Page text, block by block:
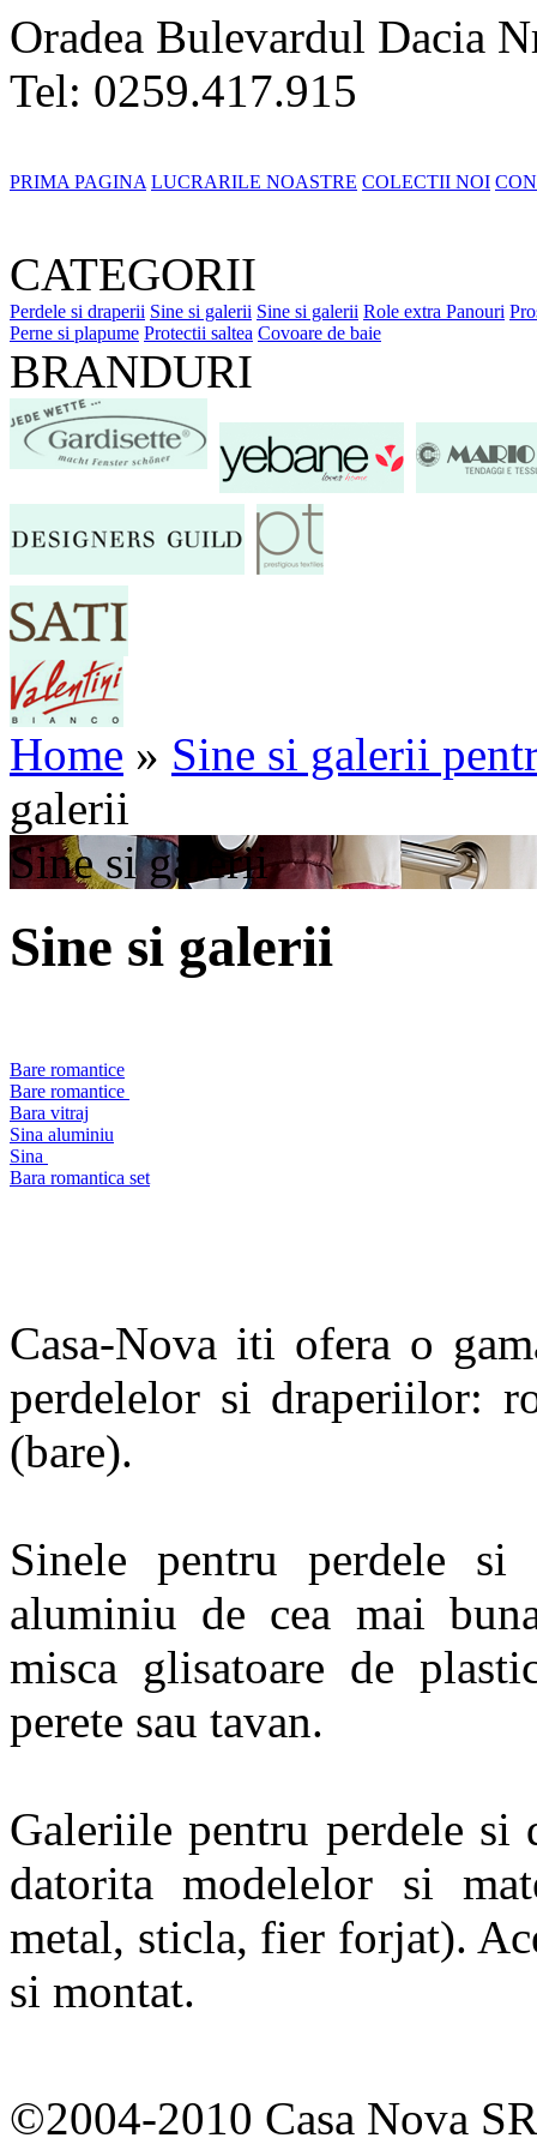
Oradea Bulevardul Dacia
Tel: 0259.417.915
PRIMA PAGINA LUCRARILE NOASTRE COLECTII NOI
CATEGORII
Perdele si draperii Sine si galerii Sine si galerii Role extra Panouri
Perne si plapume Protectii saltea Covoare de baie
BRANDURI
Home » Sine si galerii
galerii
Sine si galerii
Sine si galerii
Bare romantice
Bare romantice
Bara vitraj
Sina aluminiu
Sina
Bara romantica set
Casa-Nova iti ofera o
perdelelor si draperiilor:
(bare).
Sinele pentru perdele si
aluminiu de cea mai
misca glisatoare de
perete sau tavan.
Galeriile pentru perdele
datorita modelelor si
metal, sticla, fier forjat).
si montat.
©2004-2010 Casa Nova